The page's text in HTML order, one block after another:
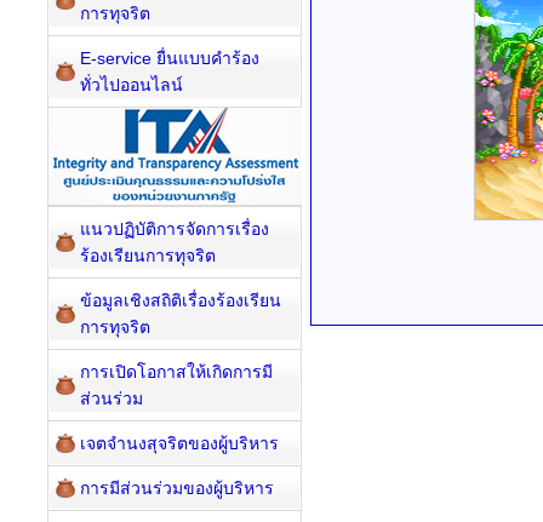
การทุจริต
E-service ยื่นแบบคำร้อง
ทั่วไปออนไลน์
แนวปฏิบัติการจัดการเรื่อง
ร้องเรียนการทุจริต
ข้อมูลเชิงสถิติเรื่องร้องเรียน
การทุจริต
การเปิดโอกาสให้เกิดการมี
ส่วนร่วม
เจตจำนงสุจริตของผู้บริหาร
การมีส่วนร่วมของผู้บริหาร